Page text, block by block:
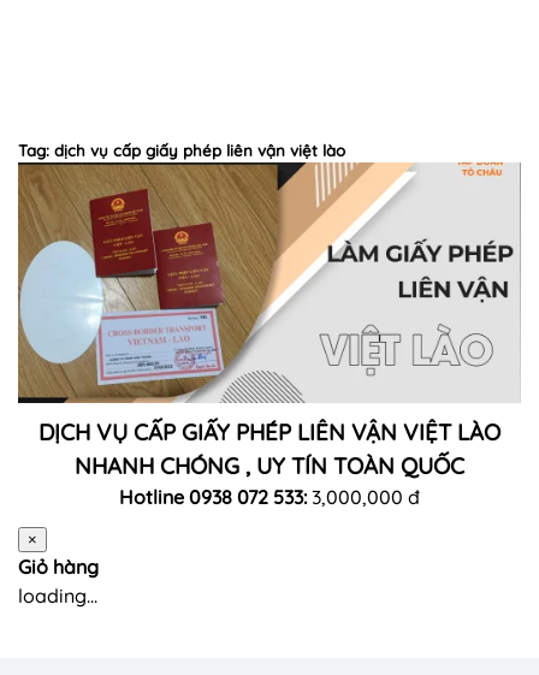
Tag: dịch vụ cấp giấy phép liên vận việt lào
DỊCH VỤ CẤP GIẤY PHÉP LIÊN VẬN VIỆT LÀO
NHANH CHÓNG , UY TÍN TOÀN QUỐC
Hotline 0938 072 533:3,000,000 đ
×
Giỏ hàng
loading...